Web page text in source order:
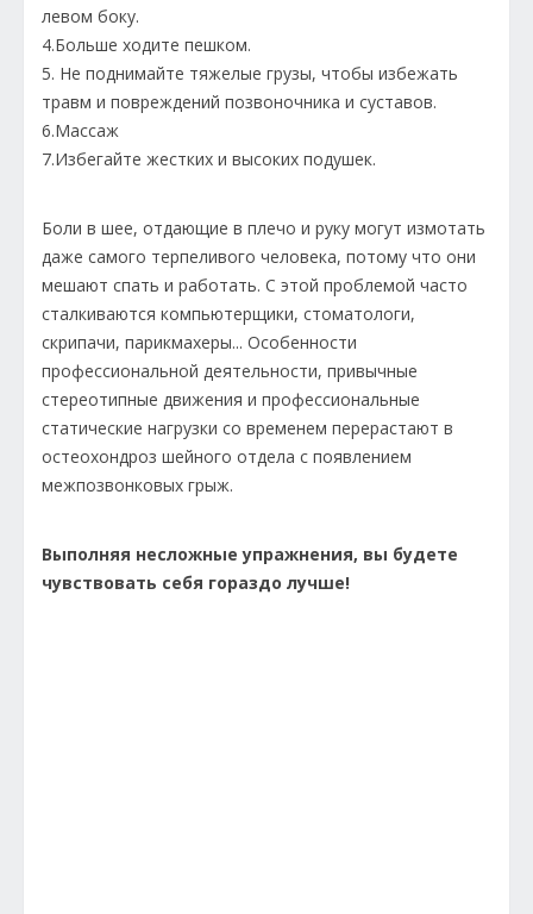
левом боку.
4.Больше ходите пешком.
5. Не поднимайте тяжелые грузы, чтобы избежать
травм и повреждений позвоночника и суставов.
6.Массаж
7.Избегайте жестких и высоких подушек.
Боли в шее, отдающие в плечо и руку могут измотать
даже самого терпеливого человека, потому что они
мешают спать и работать. С этой проблемой часто
сталкиваются компьютерщики, стоматологи,
скрипачи, парикмахеры... Особенности
профессиональной деятельности, привычные
стереотипные движения и профессиональные
статические нагрузки со временем перерастают в
остеохондроз шейного отдела с появлением
межпозвонковых грыж.
Выполняя несложные упражнения, вы будете
чувствовать себя гораздо лучше!